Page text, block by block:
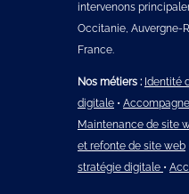
intervenons
Occitanie, Auvergne-
France.
Nos métiers : Identité
digitale •
Maintenance de site
et refonte de site web
stratégie digitale •